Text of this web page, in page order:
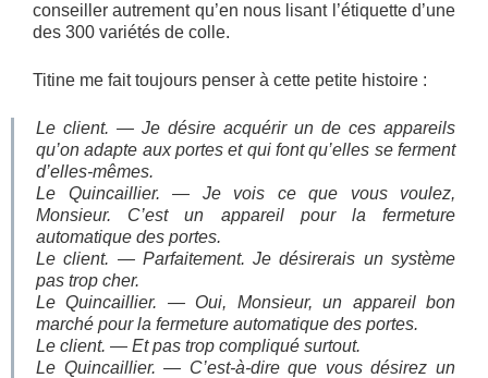
conseiller autrement qu’en nous lisant l’étiquette d’une
des 300 variétés de colle.
Titine me fait toujours penser à cette petite histoire :
Le client. — Je désire acquérir un de ces appareils
qu’on adapte aux portes et qui font qu’elles se ferment
d’elles-mêmes.
Le Quincaillier. — Je vois ce que vous voulez,
Monsieur. C’est un appareil pour la fermeture
automatique des portes.
Le client. — Parfaitement. Je désirerais un système
pas trop cher.
Le Quincaillier. — Oui, Monsieur, un appareil bon
marché pour la fermeture automatique des portes.
Le client. — Et pas trop compliqué surtout.
Le Quincaillier. — C’est-à-dire que vous désirez un